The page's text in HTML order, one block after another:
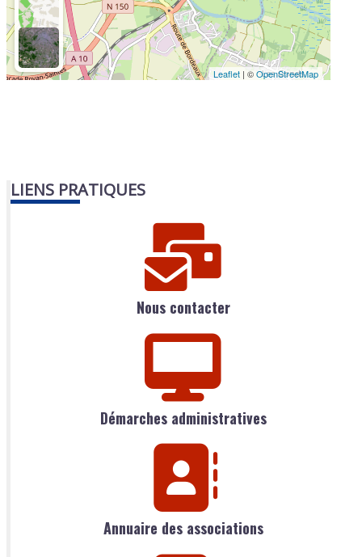
Leaflet| ©OpenStreetMap
LIENS PRATIQUES
Nous contacter
Démarches administratives
Annuaire des associations